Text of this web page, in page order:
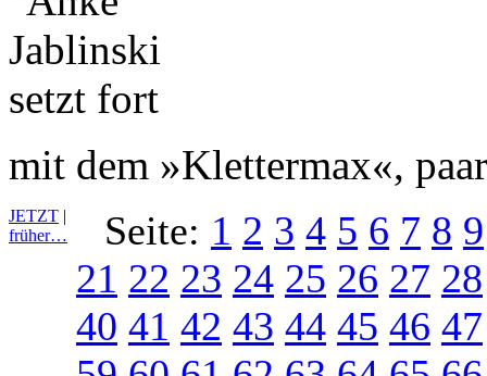
mit dem »Klettermax«,
JETZT |
früher…
Seite: 1 2 3 4 5 6 7 8 9
21 22 23 24 25 26 27 28
40 41 42 43 44 45 46 47